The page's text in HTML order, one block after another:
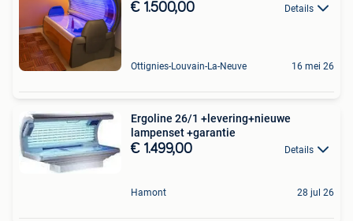
€ 1.500,00 Details
Ottignies-Louvain-La-Neuve 16 mei 26
Ergoline 26/1 +levering+nieuwe
lampenset +garantie
€ 1.499,00 Details
Hamont 28 jul 26